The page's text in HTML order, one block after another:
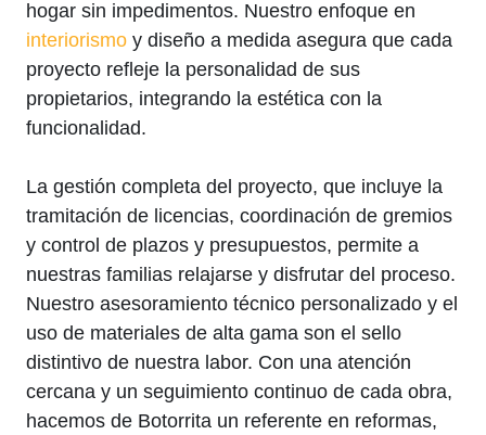
hogar sin impedimentos. Nuestro enfoque en
interiorismo y diseño a medida asegura que cada
proyecto refleje la personalidad de sus
propietarios, integrando la estética con la
funcionalidad.
La gestión completa del proyecto, que incluye la
tramitación de licencias, coordinación de gremios
y control de plazos y presupuestos, permite a
nuestras familias relajarse y disfrutar del proceso.
Nuestro asesoramiento técnico personalizado y el
uso de materiales de alta gama son el sello
distintivo de nuestra labor. Con una atención
cercana y un seguimiento continuo de cada obra,
hacemos de Botorrita un referente en reformas,